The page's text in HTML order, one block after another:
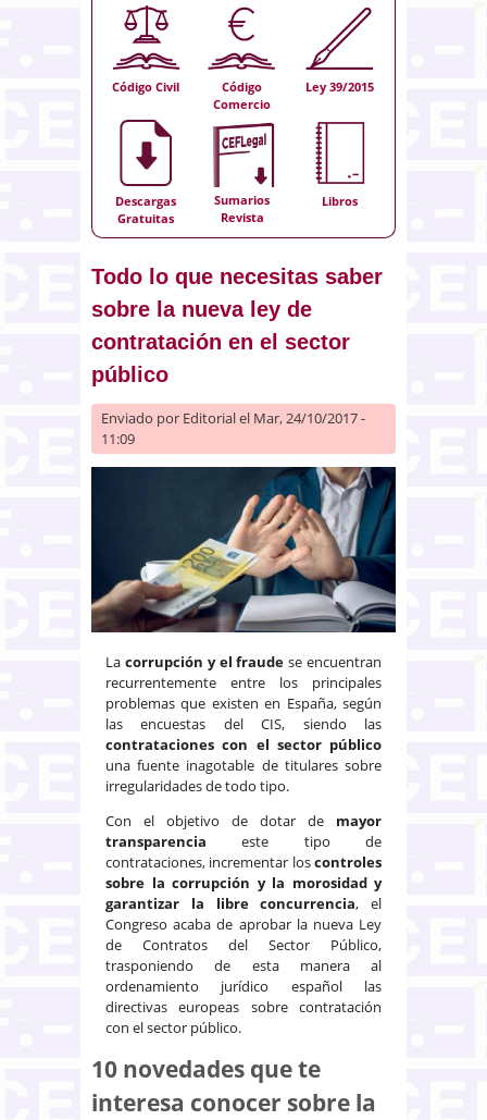
Código Civil
Código
Comercio
Ley 39/2015
Descargas
Gratuitas
Sumarios
Revista
Libros
Todo lo que necesitas saber
sobre la nueva ley de
contratación en el sector
público
Enviado por Editorialel Mar, 24/10/2017 -
11:09
La corrupción y el fraude se encuentran
recurrentemente entre los principales
problemas que existen en España, según
las encuestas del CIS, siendo las
contrataciones con el sector público
una fuente inagotable de titulares sobre
irregularidades de todo tipo.
Con el objetivo de dotar de mayor
transparencia este tipo de
contrataciones, incrementar loscontroles
sobre la corrupción y la morosidad y
garantizar la libre concurrencia, el
Congreso acaba de aprobar la nueva Ley
de Contratos del Sector Público,
trasponiendo de esta manera al
ordenamiento jurídico español las
directivas europeas sobre contratación
con el sector público.
10 novedades que te
interesa conocer sobre la